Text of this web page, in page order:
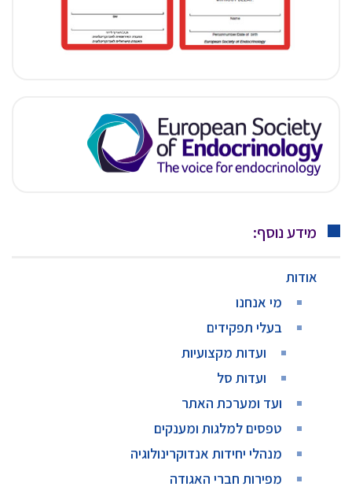
מידע נוסף:
אודות
מי אנחנו
בעלי תפקידים
ועדות מקצועיות
ועדות סל
ועד ומערכת האתר
טפסים למלגות ומענקים
מנהלי יחידות אנדוקרינולוגיה
מפירות חברי האגודה